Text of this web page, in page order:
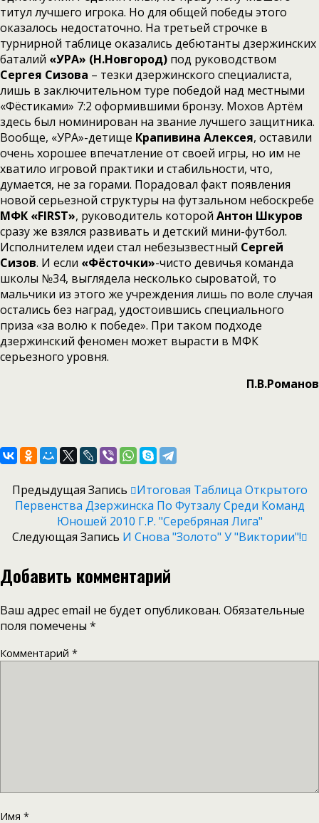
титул лучшего игрока. Но для общей победы этого
оказалось недостаточно. На третьей строчке в
турнирной таблице оказались дебютанты дзержинских
баталий «УРА» (Н.Новгород) под руководством
Сергея Сизова – тезки дзержинского специалиста,
лишь в заключительном туре победой над местными
«Фёстиками» 7:2 оформившими бронзу. Мохов Артём
здесь был номинирован на звание лучшего защитника.
Вообще, «УРА»-детище Крапивина Алексея, оставили
очень хорошее впечатление от своей игры, но им не
хватило игровой практики и стабильности, что,
думается, не за горами. Порадовал факт появления
новой серьезной структуры на футзальном небоскребе
МФК «FIRST», руководитель которой Антон Шкуров
сразу же взялся развивать и детский мини-футбол.
Исполнителем идеи стал небезызвестный Сергей
Сизов. И если «Фёсточки»-чисто девичья команда
школы №34, выглядела несколько сыроватой, то
мальчики из этого же учреждения лишь по воле случая
остались без наград, удостоившись специального
приза «за волю к победе». При таком подходе
дзержинский феномен может вырасти в МФК
серьезного уровня.
П.В.Романов
Предыдущая Запись
Итоговая Таблица Открытого
Первенства Дзержинска По Футзалу Среди Команд
Юношей 2010 Г.р. "Серебряная Лига"
Следующая Запись И Снова "золото" У "Виктории"!
Добавить комментарий
Ваш адрес email не будет опубликован. Обязательные
поля помечены *
Комментарий *
Имя *